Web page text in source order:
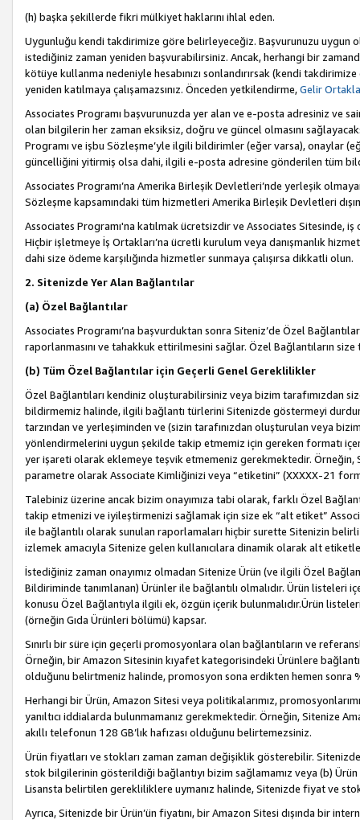
(h) başka şekillerde fikri mülkiyet haklarını ihlal eden.
Uygunluğu kendi takdirimize göre belirleyeceğiz. Başvurunuzu uygun
istediğiniz zaman yeniden başvurabilirsiniz. Ancak, herhangi bir
kötüye kullanma nedeniyle hesabınızı sonlandırırsak (kendi
yeniden katılmaya çalışamazsınız. Önceden yetkilendirme,Gelir
Associates Programı başvurunuzda yer alan ve e-posta adresiniz ve
olan bilgilerin her zaman eksiksiz, doğru ve güncel olmasını
Programı ve işbu Sözleşme’yle ilgili bildirimler (eğer varsa), onaylar
güncelliğini yitirmiş olsa dahi, ilgili e-posta adresine gönderilen tüm
Associates Programı’na Amerika Birleşik Devletleri’nde yerleşik
Sözleşme kapsamındaki tüm hizmetleri Amerika Birleşik Devletleri
Associates Programı'na katılmak ücretsizdir ve Associates Sitesinde,
Hiçbir işletmeye İş Ortakları’na ücretli kurulum veya danışmanlık
dahi size ödeme karşılığında hizmetler sunmaya çalışırsa dikkatli olun.
2. Sitenizde Yer Alan Bağlantılar
(a) Özel Bağlantılar
Associates Programı’na başvurduktan sonra Siteniz’de Özel
raporlanmasını ve tahakkuk ettirilmesini sağlar. Özel Bağlantıların
(b) Tüm Özel Bağlantılar için Geçerli Genel Gereklilikler
Özel Bağlantıları kendiniz oluşturabilirsiniz veya bizim tarafımızdan
bildirmemiz halinde, ilgili bağlantı türlerini Sitenizde göstermeyi
tarzından ve yerleşiminden ve (sizin tarafınızdan oluşturulan veya
yönlendirmelerini uygun şekilde takip etmemiz için gereken formatı
yer işareti olarak eklemeye teşvik etmemeniz gerekmektedir. Örneğin,
parametre olarak Associate Kimliğinizi veya “etiketini” (XXXXX-21
Talebiniz üzerine ancak bizim onayımıza tabi olarak, farklı Özel
takip etmenizi ve iyileştirmenizi sağlamak için size ek “alt etiket”
ile bağlantılı olarak sunulan raporlamaları hiçbir surette Sitenizin belirli
izlemek amacıyla Sitenize gelen kullanıcılara dinamik olarak alt
İstediğiniz zaman onayımız olmadan Sitenize Ürün (ve ilgili Özel
Bildiriminde tanımlanan) Ürünler ile bağlantılı olmalıdır. Ürün listeleri
konusu Özel Bağlantıyla ilgili ek, özgün içerik bulunmalıdır.Ürün
(örneğin Gıda Ürünleri bölümü) kapsar.
Sınırlı bir süre için geçerli promosyonlara olan bağlantıların ve
Örneğin, bir Amazon Sitesinin kıyafet kategorisindeki Ürünlere
olduğunu belirtmeniz halinde, promosyon sona erdikten hemen sonra
Herhangi bir Ürün, Amazon Sitesi veya politikalarımız,
yanıltıcı iddialarda bulunmamanız gerekmektedir. Örneğin, Sitenize
akıllı telefonun 128 GB’lık hafızası olduğunu belirtemezsiniz.
Ürün fiyatları ve stokları zaman zaman değişiklik gösterebilir.
stok bilgilerinin gösterildiği bağlantıyı bizim sağlamamız veya (b)
Lisansta belirtilen gerekliliklere uymanız halinde, Sitenizde fiyat ve
Ayrıca, Sitenizde bir Ürün’ün fiyatını, bir Amazon Sitesi dışında bir